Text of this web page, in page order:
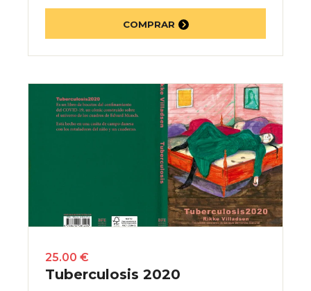
COMPRAR
25.00 €
Tuberculosis 2020